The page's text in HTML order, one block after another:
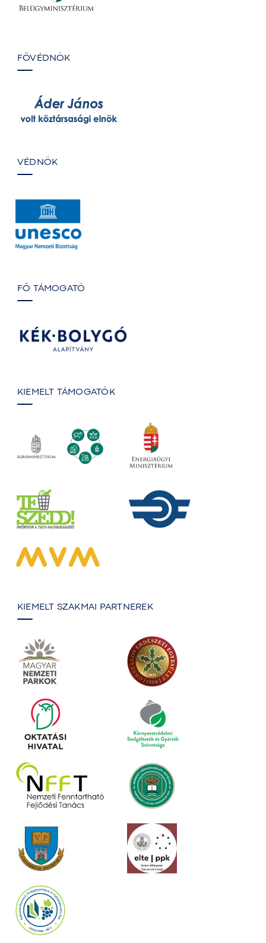
FŐVÉDNÖK
VÉDNÖK
FŐ TÁMOGATÓ
KIEMELT TÁMOGATÓK
KIEMELT SZAKMAI PARTNEREK